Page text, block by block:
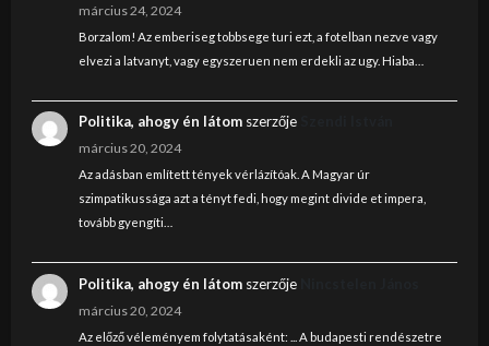
március 24, 2024
Borzalom! Az emberiseg tobbsege turi ezt, a fotelban nezve vagy
elvezi a latvanyt, vagy egyszeruen nem erdekli az ugy. Hiaba…
Politika, ahogy én látomszerzője
március 20, 2024
Az adásban említett tények vérlázítóak. A Magyar úr
szimpatikussága azt a tényt fedi, hogy megint divide et impera,
tovább gyengíti…
Politika, ahogy én látomszerzője
március 20, 2024
Az előző véleményem folytatásaként: ... A budapesti rendészetre